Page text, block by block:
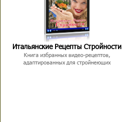
Итальянские Рецепты Стройности
Книга избранных видео-рецептов,
адаптированных для стройнеющих